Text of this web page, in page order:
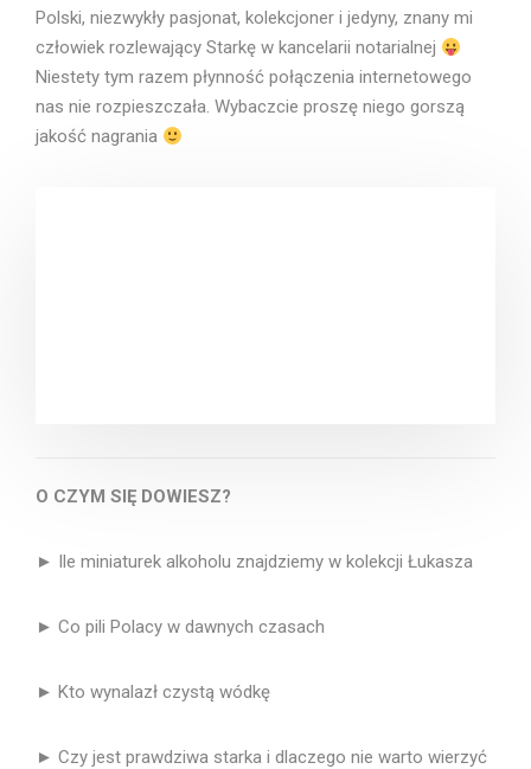
Polski, niezwykły pasjonat, kolekcjoner i jedyny, znany mi
człowiek rozlewający Starkę w kancelarii notarialnej
Niestety tym razem płynność połączenia internetowego
nas nie rozpieszczała. Wybaczcie proszę niego gorszą
jakość nagrania
O CZYM SIĘ DOWIESZ?
► Ile miniaturek alkoholu znajdziemy w kolekcji Łukasza
► Co pili Polacy w dawnych czasach
► Kto wynalazł czystą wódkę
► Czy jest prawdziwa starka i dlaczego nie warto wierzyć